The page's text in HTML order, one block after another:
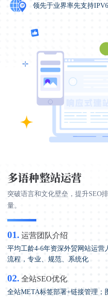
领先于业界率先支持
多语种整站运营
突破语言和文化壁垒，提升SEO
量。
01. 运营团队介绍
平均工龄4-6年资深外贸网站运
流程，专业、规范、系统化
02. 全站SEO优化
全站META标签部署+链接管理；